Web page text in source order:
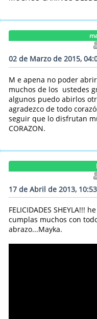
02 de Marzo de 2015,
M e apena no poder
muchos de los ustedes
algunos puedo abirlos
agradezco de todo
seguir que lo disfrutan
CORAZON.
17 de Abril de 2013,
FELICIDADES SHEYLA!!!
cumplas muchos con
abrazo...Mayka.